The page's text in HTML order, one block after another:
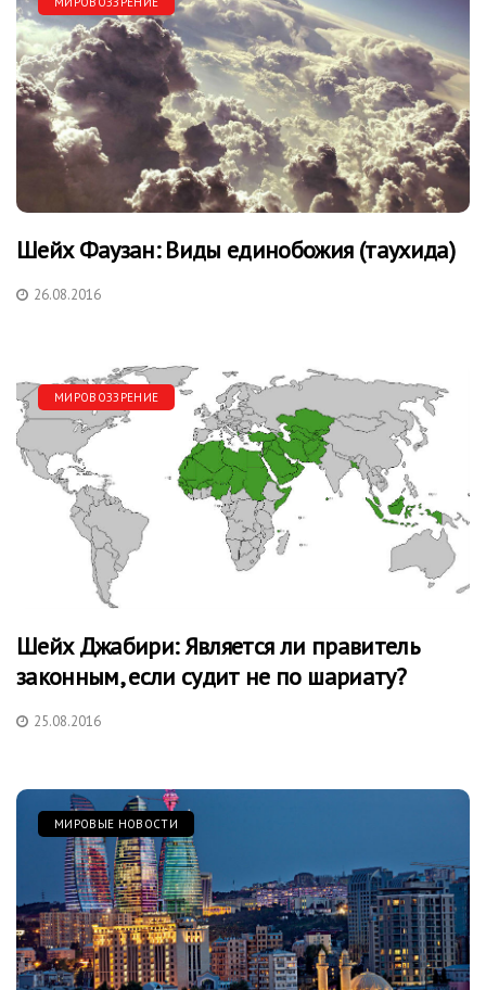
Шейх Фаузан: Виды единобожия (таухида)
26.08.2016
МИРОВОЗЗРЕНИЕ
Шейх Джабири: Является ли правитель
законным, если судит не по шариату?
25.08.2016
МИРОВЫЕ НОВОСТИ